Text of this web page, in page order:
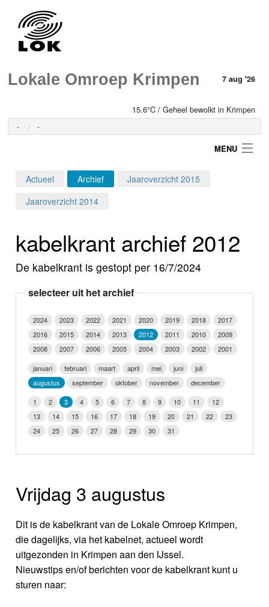
Lokale Omroep Krimpen 7 aug '26
15.6°C / Geheel bewolkt in Krimpen
- -
MENU
Programma's
Video
Webcam
Info
Actueel Archief
Jaaroverzicht 2015
Jaaroverzicht 2014
kabelkrant archief 2012
De kabelkrant is gestopt per 16/7/2024
selecteer uit het archief
2024 2023 2022 2021 2020 2019 2018
2017
2016
2015 2014 2013 2012 2011 2010
2009
2008
2007 2006 2005 2004 2003 2002
2001
januari
februari maart april mei juni
juli
augustus
september oktober november
december
1
2 3 4 5 6 7 8 9 10 11
12
13
14 15 16 17 18 19 20 21 22
23
24
25 26 27 28 29 30 31
Vrijdag 3 augustus
Dit is de kabelkrant van de Lokale Omroep Krimpen,
die dagelijks, via het kabelnet, actueel wordt
uitgezonden in Krimpen aan den IJssel.
Nieuwstips en/of berichten voor de kabelkrant kunt u
sturen naar: